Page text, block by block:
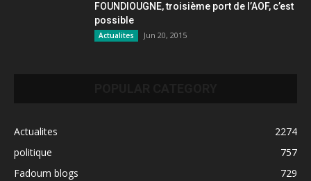
FOUNDIOUGNE, troisième port de l’AOF, c’est
possible
Actualites Jun 20, 2015
Actualites
2274
politique
757
Fadoum blogs
729